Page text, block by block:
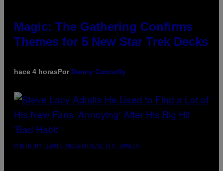
Magic: The Gathering Confirms
Themes for 5 New Star Trek Decks
hace 4 horasPor Denny Connolly
PHOTO BY JAMIE MCCARTHY/GETTY IMAGES